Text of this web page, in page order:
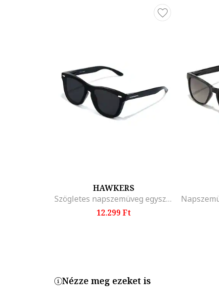
HAWKERS
Szögletes napszemüveg egyszínű lencsékkel, Fekete
12.299 Ft
Nézze meg ezeket is